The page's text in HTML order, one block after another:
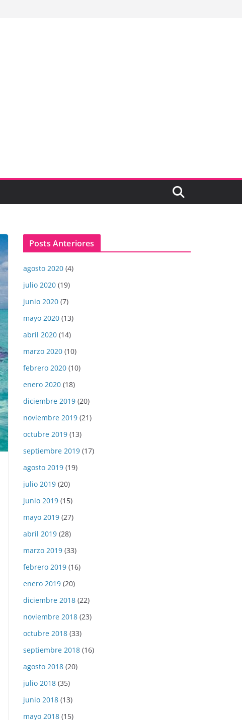
Posts Anteriores
agosto 2020 (4)
julio 2020 (19)
junio 2020 (7)
mayo 2020 (13)
abril 2020 (14)
marzo 2020 (10)
febrero 2020 (10)
enero 2020 (18)
diciembre 2019 (20)
noviembre 2019 (21)
octubre 2019 (13)
septiembre 2019 (17)
agosto 2019 (19)
julio 2019 (20)
junio 2019 (15)
mayo 2019 (27)
abril 2019 (28)
marzo 2019 (33)
febrero 2019 (16)
enero 2019 (20)
diciembre 2018 (22)
noviembre 2018 (23)
octubre 2018 (33)
septiembre 2018 (16)
agosto 2018 (20)
julio 2018 (35)
junio 2018 (13)
mayo 2018 (15)